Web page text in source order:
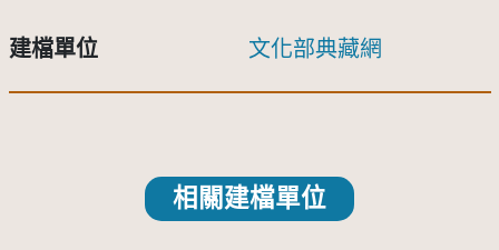
建檔單位 文化部典藏網
相關建檔單位